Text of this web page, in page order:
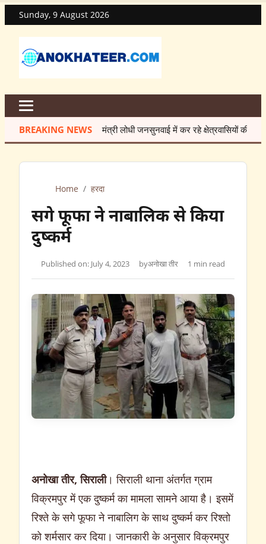
Sunday, 9 August 2026
BREAKING NEWSमंत्री लोधी जनसुनवाई में कर रहे क्षेत्रवासियों की समस्याओं का
Home / हरदा
सगे फूफा ने नाबालिक से किया
दुष्कर्म
Published on: July 4, 2023 byअनोखा तीर 1 min read
अनोखा तीर, सिराली। सिराली थाना अंतर्गत ग्राम
विक्रमपुर में एक दुष्कर्म का मामला सामने आया है। इसमें
रिश्ते के सगे फूफा ने नाबालिग के साथ दुष्कर्म कर रिश्तो
को शर्मसार कर दिया। जानकारी के अनुसार विक्रमपुर